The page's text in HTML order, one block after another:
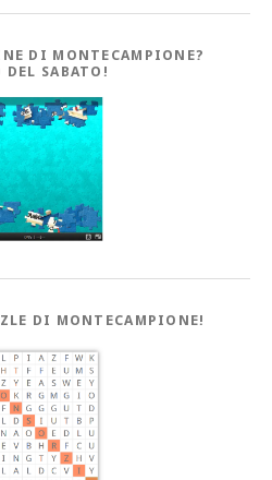
DI MONTECAMPIONE?
DEL SABATO!
DI MONTECAMPIONE!